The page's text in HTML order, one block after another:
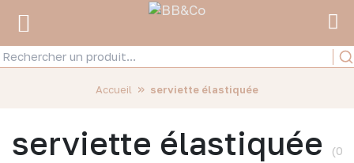
Accueil » serviette élastiquée
serviette élastiquée (0